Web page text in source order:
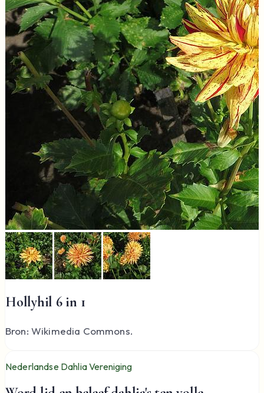
Hollyhil 6 in 1
Bron: Wikimedia Commons.
Nederlandse Dahlia Vereniging